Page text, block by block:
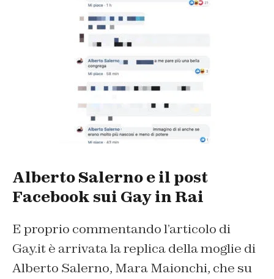
Alberto Salerno e il post
Facebook sui Gay in Rai
E proprio commentando l’articolo di
Gay.it è arrivata la replica della moglie di
Alberto Salerno, Mara Maionchi, che su